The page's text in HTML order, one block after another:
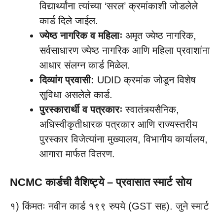
विद्यार्थ्यांना त्यांच्या ‘सरल’ क्रमांकाशी जोडलेले
कार्ड दिले जाईल.
ज्येष्ठ नागरिक व महिलाः अमृत ज्येष्ठ नागरिक,
सर्वसाधारण ज्येष्ठ नागरिक आणि महिला प्रवाशांना
आधार संलग्न कार्ड मिळेल.
दिव्यांग प्रवासी: UDID क्रमांक जोडून विशेष
सुविधा असलेले कार्ड.
पुरस्कारार्थी व पत्रकारः स्वातंत्र्यसैनिक,
अधिस्वीकृतीधारक पत्रकार आणि राज्यस्तरीय
पुरस्कार विजेत्यांना मुख्यालय, विभागीय कार्यालय,
आगारा मार्फत वितरण.
NCMC कार्डची वैशिष्ट्ये – प्रवासात स्मार्ट सोय
१) किंमतः नवीन कार्ड १९९ रुपये (GST सह). जुने स्मार्ट